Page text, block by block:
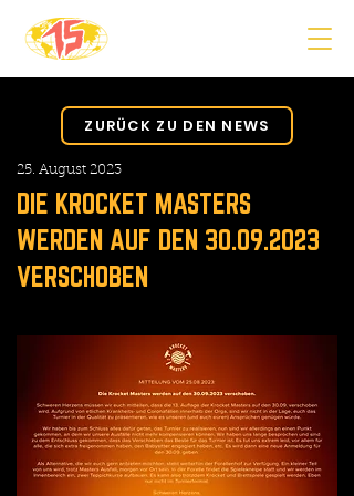
ZURÜCK ZU DEN NEWS
25. August 2023
DIE KROCKET MASTERS
WERDEN AUF DEN 30.09.2023
VERSCHOBEN